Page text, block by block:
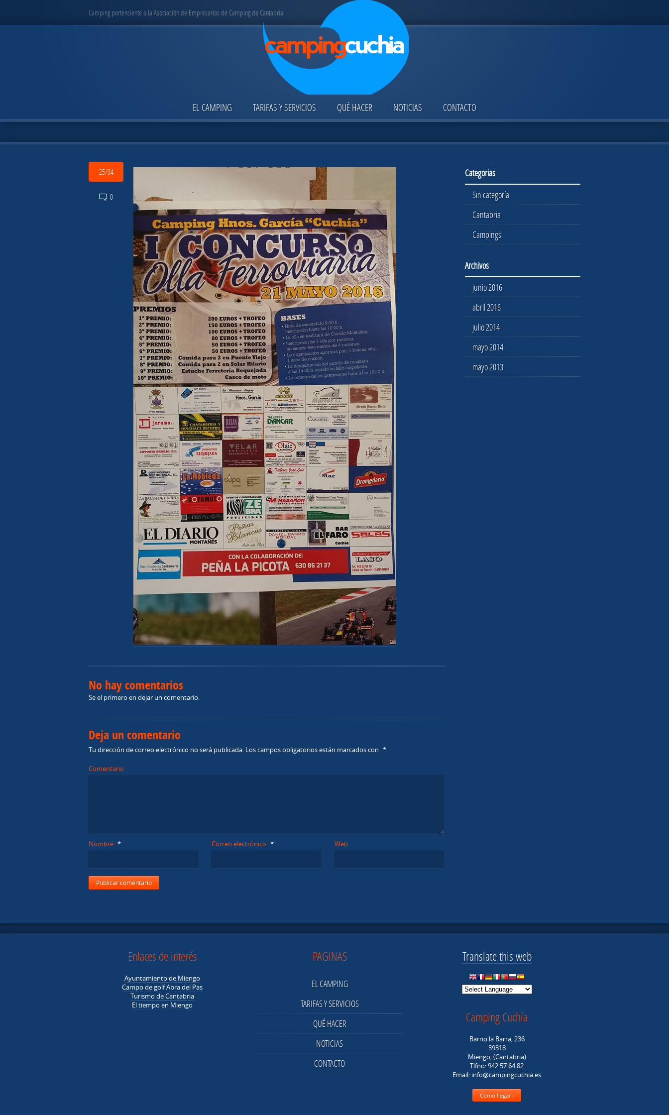
Camping pertenciente a la Asociación de Empresarios de Camping de Cantabria
EL CAMPING TARIFAS Y SERVICIOS QUÉ HACER NOTICIAS CONTACTO
25/04
0
No hay comentarios
Se el primero en dejar un comentario.
Deja un comentario
Tu dirección de correo electrónico no será publicada. Los campos obligatorios están marcados con *
Comentario
Nombre * Correo electrónico * Web
Categorias
Sin categoría
Cantabria
Campings
Archivos
junio 2016
abril 2016
julio 2014
mayo 2014
mayo 2013
Enlaces de interés
Ayuntamiento de Miengo
Campo de golf Abra del Pas
Turismo de Cantabria
El tiempo en Miengo
PAGINAS
EL CAMPING
TARIFAS Y SERVICIOS
QUÉ HACER
NOTICIAS
CONTACTO
Translate this web
Camping Cuchía
Barrio la Barra, 236
39318
Miengo, (Cantabria)
Tlfno: 942 57 64 82
Email: info@campingcuchia.es
Cómo llegar ›